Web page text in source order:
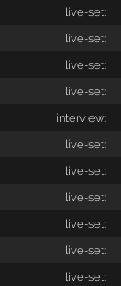
live-set:
live-set:
live-set:
live-set:
interview:
live-set:
live-set:
live-set:
live-set:
live-set:
live-set: